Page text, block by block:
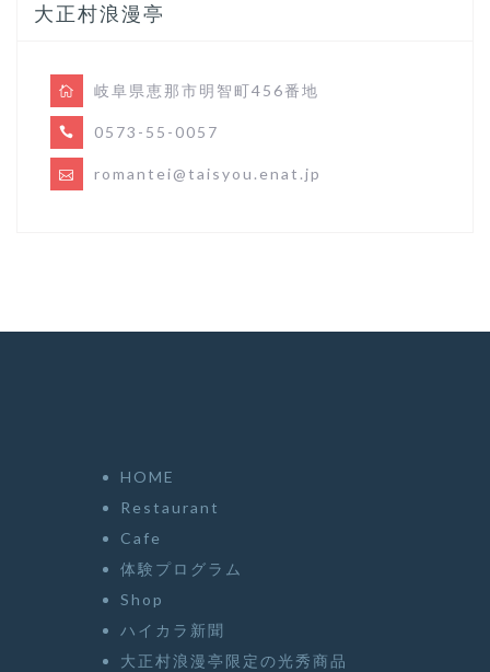
大正村浪漫亭
岐阜県恵那市明智町456番地
0573-55-0057
romantei@taisyou.enat.jp
HOME
Restaurant
Cafe
体験プログラム
Shop
ハイカラ新聞
大正村浪漫亭限定の光秀商品